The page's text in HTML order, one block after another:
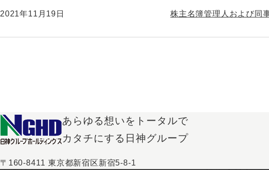
2021年11月19日 株主名簿管理人および同
あらゆる想いをトータルで
カタチにする日神グループ
〒160-8411 東京都新宿区新宿5-8-1